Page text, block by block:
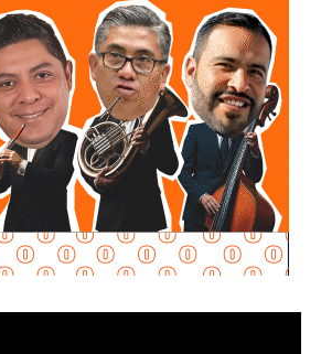
mayor rapidez situaciones de
más seguridad y tranquilidad a las
la aplicación del Plan DN-III-E,